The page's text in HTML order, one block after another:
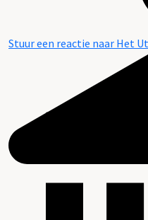
Stuur een reactie naar Het